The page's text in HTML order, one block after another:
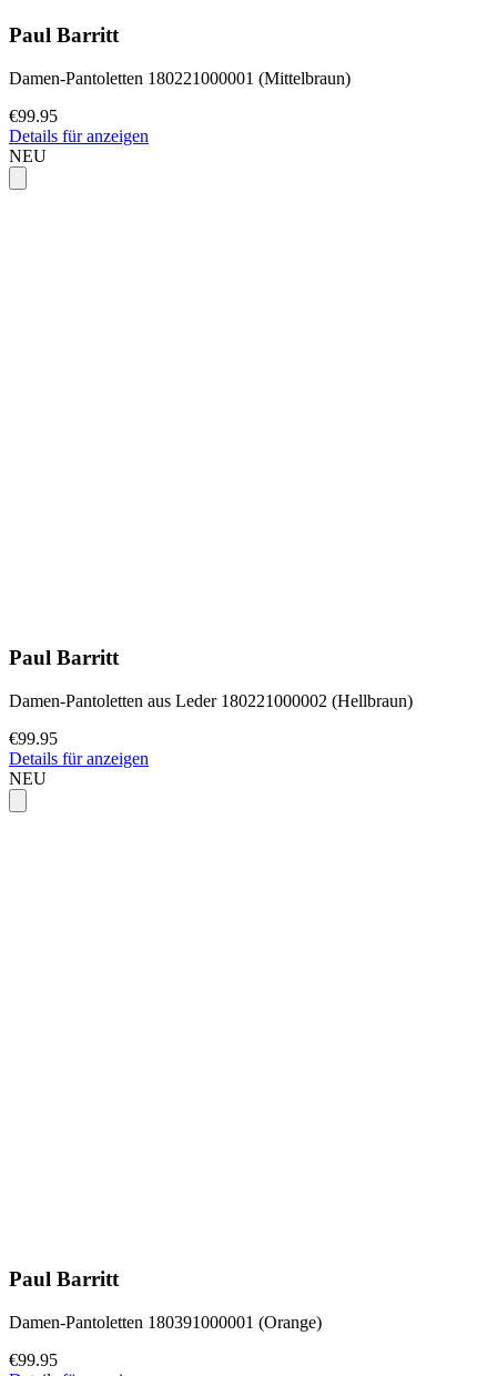
Paul Barritt
Damen-Pantoletten 180221000001 (Mittelbraun)
€99.95
Details für anzeigen
NEU
Paul Barritt
Damen-Pantoletten aus Leder 180221000002 (Hellbraun)
€99.95
Details für anzeigen
NEU
Paul Barritt
Damen-Pantoletten 180391000001 (Orange)
€99.95